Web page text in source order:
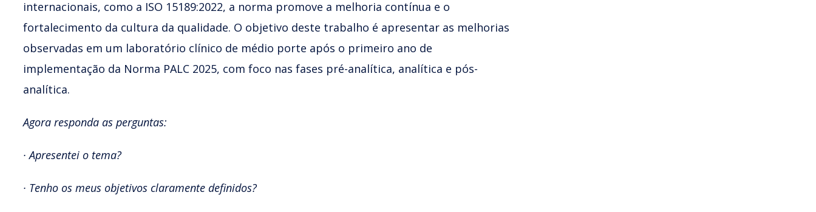
internacionais, como a ISO 15189:2022, a norma promove a melhoria contínua e o
fortalecimento da cultura da qualidade. O objetivo deste trabalho é apresentar as melhorias
observadas em um laboratório clínico de médio porte após o primeiro ano de
implementação da Norma PALC 2025, com foco nas fases pré-analítica, analítica e pós-
analítica.
Agora responda as perguntas:
· Apresentei o tema?
· Tenho os meus objetivos claramente definidos?